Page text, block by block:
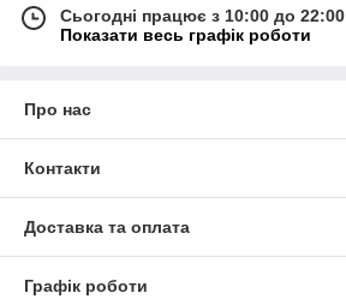
Сьогодні працює з 10:00 до 22:00
Показати весь графік роботи
Про нас
Контакти
Доставка та оплата
Графік роботи